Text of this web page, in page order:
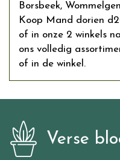
Borsbeek,
Koop Mand dorien
of in onze 2 winkels
ons volledig
of in de winkel.
Verse